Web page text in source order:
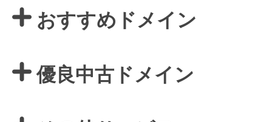
おすすめドメイン
優良中古ドメイン